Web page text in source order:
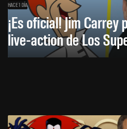
HACE 1 DÍA
¡Es oficial! Jim Carrey
live-action de Los